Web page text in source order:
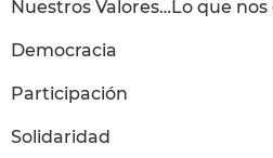
Nuestros Valores…Lo que
Democracia
Participación
Solidaridad